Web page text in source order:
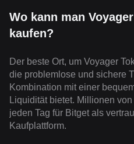
Wo kann man
kaufen?
Der beste Ort, um Voyager
die problemlose und sichere
Kombination mit einer
Liquidität bietet. Millionen
jeden Tag für Bitget als
Kaufplattform.